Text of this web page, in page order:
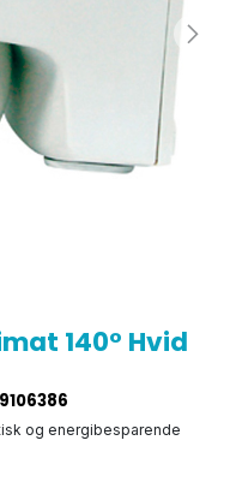
140° Hvid
og energibesparende